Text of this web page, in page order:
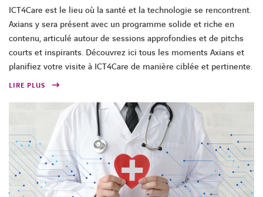
ICT4Care est le lieu où la santé et la technologie se rencontrent.
Axians y sera présent avec un programme solide et riche en
contenu, articulé autour de sessions approfondies et de pitchs
courts et inspirants. Découvrez ici tous les moments Axians et
planifiez votre visite à ICT4Care de manière ciblée et pertinente.
LIRE PLUS